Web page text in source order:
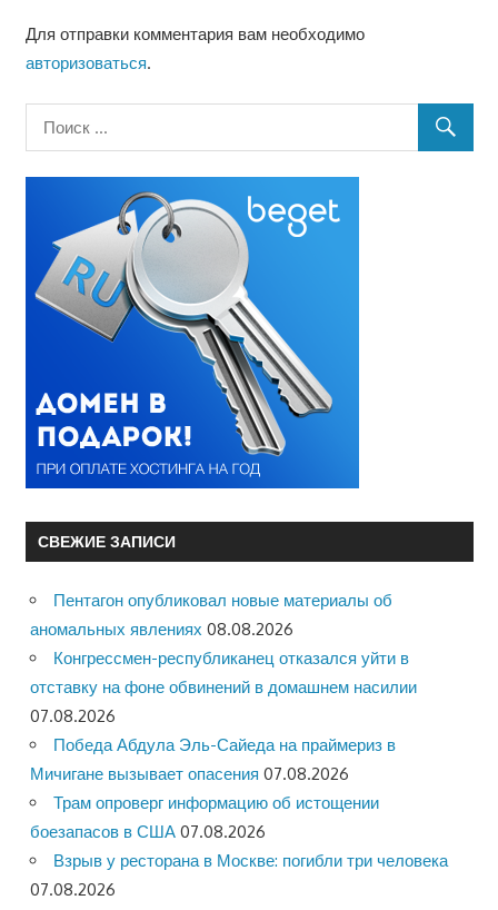
Для отправки комментария вам необходимо
авторизоваться.
СВЕЖИЕ ЗАПИСИ
Пентагон опубликовал новые материалы об
аномальных явлениях 08.08.2026
Конгрессмен-республиканец отказался уйти в
отставку на фоне обвинений в домашнем насилии
07.08.2026
Победа Абдула Эль-Сайеда на праймериз в
Мичигане вызывает опасения 07.08.2026
Трам опроверг информацию об истощении
боезапасов в США 07.08.2026
Взрыв у ресторана в Москве: погибли три человека
07.08.2026